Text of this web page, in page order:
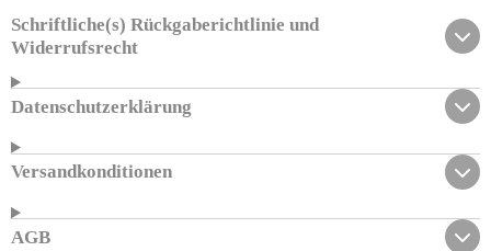
Schriftliche(s) Rückgaberichtlinie und
Widerrufsrecht
Datenschutzerklärung
Versandkonditionen
AGB